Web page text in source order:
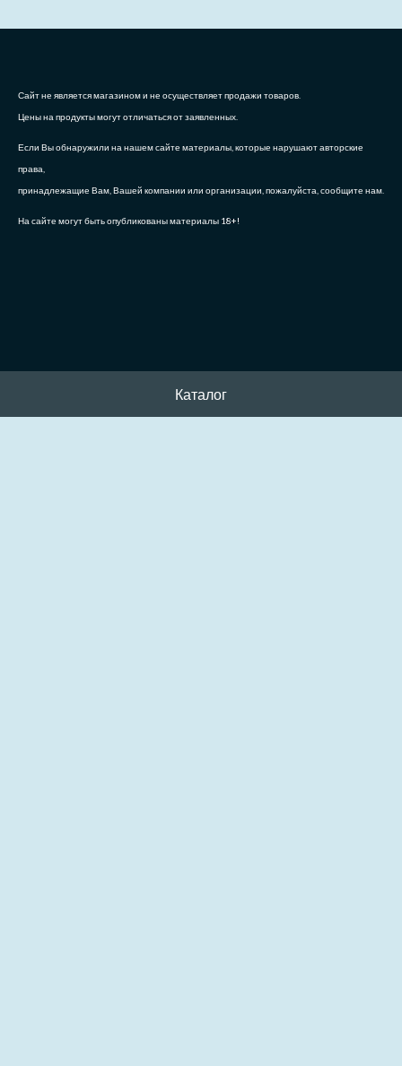
Сайт не является магазином и не осуществляет продажи товаров.
Цены на продукты могут отличаться от заявленных.
Если Вы обнаружили на нашем сайте материалы, которые нарушают авторские
права,
принадлежащие Вам, Вашей компании или организации, пожалуйста, сообщите нам.
На сайте могут быть опубликованы материалы 18+!
Каталог